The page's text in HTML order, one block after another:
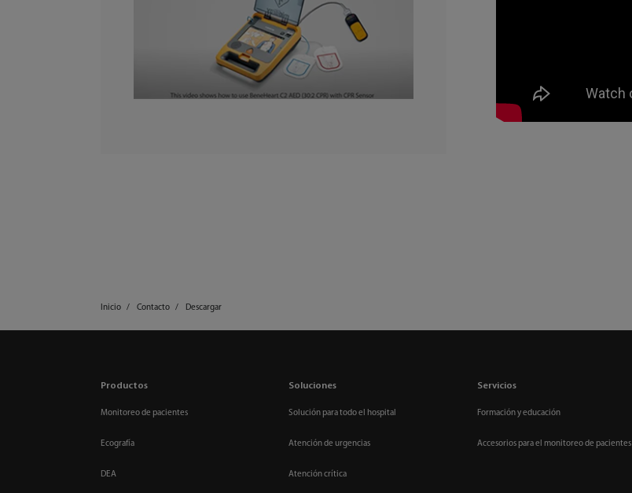
Inicio Contacto Descargar
Productos
Monitoreo de pacientes
Ecografía
DEA
Soluciones
Solución para todo el hospital
Atención de urgencias
Atención crítica
Servicios
Formación y educación
Accesorios para el monitoreo de pacientes